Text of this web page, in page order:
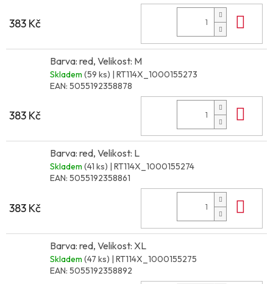
383 Kč
Barva: red, Velikost: M
Skladem (59 ks) | RT114X_1000155273
EAN: 5055192358878
383 Kč
Barva: red, Velikost: L
Skladem (41 ks) | RT114X_1000155274
EAN: 5055192358861
383 Kč
Barva: red, Velikost: XL
Skladem (47 ks) | RT114X_1000155275
EAN: 5055192358892